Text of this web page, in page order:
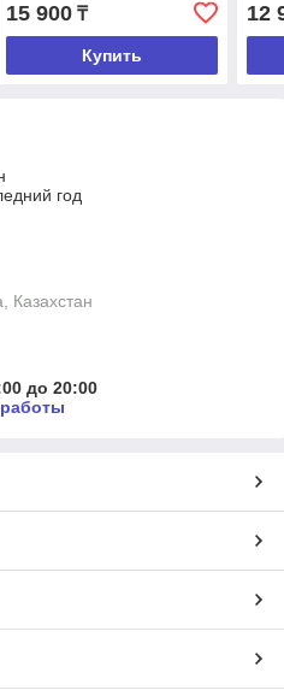
15 900₸
Купить
12
год
Казахстан
до 20:00